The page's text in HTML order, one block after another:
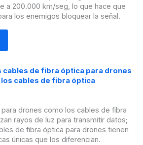
a 200.000 km/seg, lo que hace que
los enemigos bloquear la señal.
cables de fibra óptica para drones
cables de fibra óptica
drones como los cables de fibra
rayos de luz para transmitir datos;
de fibra óptica para drones tienen
únicas que los diferencian.